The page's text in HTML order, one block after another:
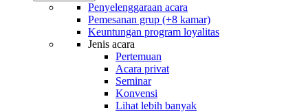
Penyelenggaraan acara
Pemesanan grup (+8 kamar)
Keuntungan program loyalitas
Jenis acara
Pertemuan
Acara privat
Seminar
Konvensi
Lihat lebih banyak